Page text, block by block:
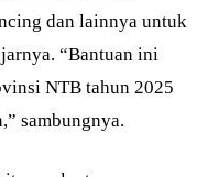
dan lainnya untuk
“Bantuan ini
NTB tahun 2025
sambungnya.